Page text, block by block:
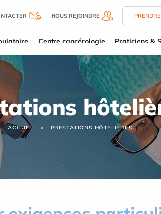
NOUS REJOINDRE
Centre cancérologie Praticiens &
ACCUEIL PRESTATIONS HÔTELIÈRES